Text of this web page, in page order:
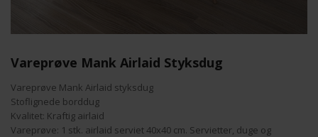
Vareprøve Mank Airlaid Styksdug
Vareprøve Mank Airlaid styksdug
Stoflignede borddug
Kvalitet: Kraftig airlaid
Vareprøve: 1 stk. airlaid serviet 40x40 cm. Servietter, duge og